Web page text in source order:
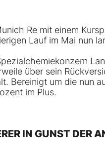
Re mit einem
Lauf im Mai nun
über sein
Bereinigt um die nun
im Plus.
IN GUNST DER